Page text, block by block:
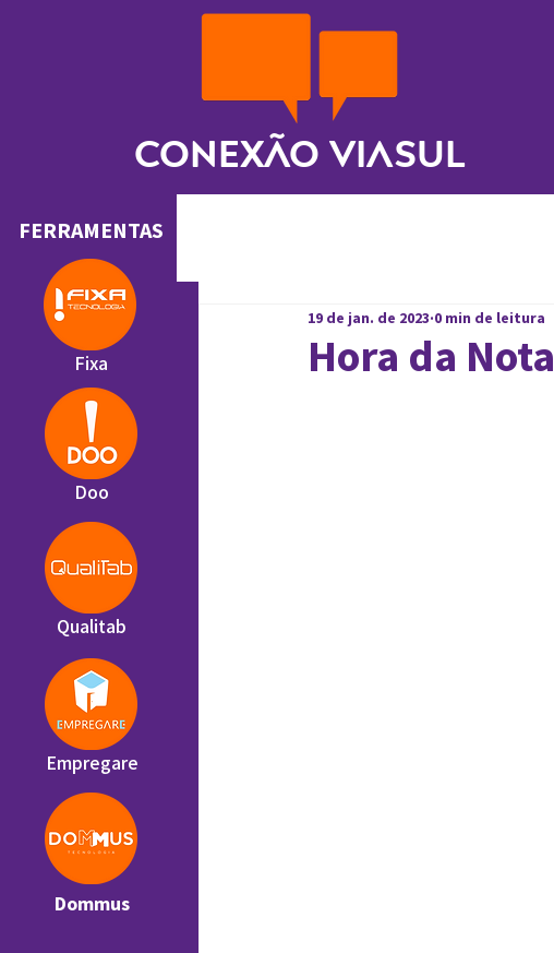
Conexão ViaSul
Hora da Nota
19 de jan. de 2023 0 min de leitura
FERRAMENTAS
Fixa
Doo
Qualitab
Empregare
Dommus